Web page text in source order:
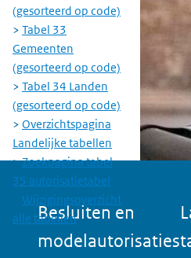
(gesorteerd op code)
Tabel 33
Gemeenten
(gesorteerd op code)
Tabel 34 Landen
(gesorteerd op code)
Overzichtspagina
Landelijke tabellen
Zoekpagina tabel
35 autorisatietabel
Wijzigingsoverzicht
alle tabellen
Besluiten en
modelautorisaties